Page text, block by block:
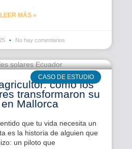
LEER MÁS »
No hay comentarios
CASO DE ESTUDIO
cómo los
transformaron su
Mallorca
que tu vida necesita un
es la historia de alguien que
un piloto que